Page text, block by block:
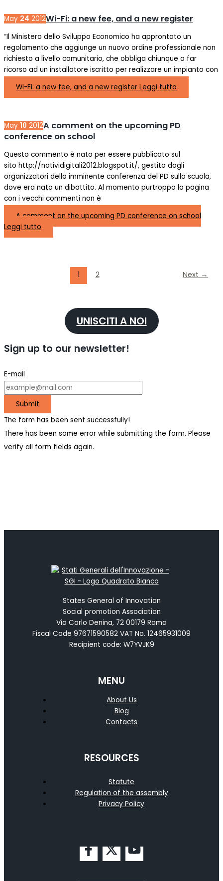
May 24 2012Wi-Fi: a new fee, and a new register
“Il Ministero dello Sviluppo Economico ha approntato un
regolamento che aggiunge un nuovo ordine professionale non
richiesto a livello comunitario, che obbliga chiunque a far
ricorso ad un installatore iscritto per realizzare un impianto con
Wi-Fi: a new fee, and a new register Leggi tutto
May 10 2012A comment on the upcoming PD
conference on school
Questo commento è nato per essere pubblicato sul
sito http://natividigitali2012.blogspot.it/, gestito dagli
organizzatori della imminente conferenza del PD sulla scuola,
dove era nato un dibattito. Al momento purtroppo la pagina
con i vecchi commenti non è
A comment on the upcoming PD conference on school
Leggi tutto
1 2 Next →
UNISCITI A NOI
Sign up to our newsletter!
E-mail
Submit
The form has been sent successfully!
There has been some error while submitting the form. Please
verify all form fields again.
States General of Innovation
Social promotion Association
Via Carlo Denina, 72 00179 Roma
Fiscal Code 97671590582 VAT No. 12465931009
Recipient code: W7YVJK9
MENU
About Us
Blog
Contacts
RESOURCES
Statute
Regulation of the assembly
Privacy Policy